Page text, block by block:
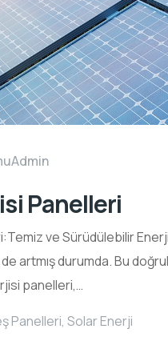
Panelleri
ve Sürüdülebilir
artmış durumda. Bu
panelleri,…
Panelleri, Solar Enerji